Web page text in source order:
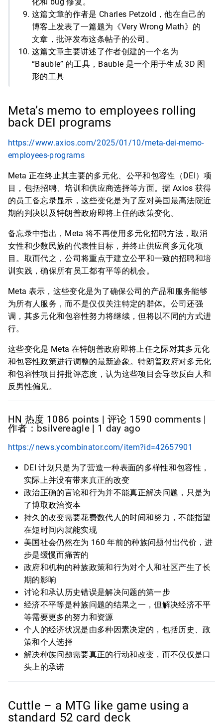
这篇文章的作者是 Charles Petzold，他在自己的
博客上发表了一篇题为《Very Wrong Math》的
文章，批评发布这条帖子的公司。
这篇文章主要讲述了作者创建的一个名为
“Bauble” 的工具，Bauble 是一个用于生成 3D 图
形的工具
Meta’s memo to employees rolling
back DEI programs
https://www.axios.com/2025/01/10/meta-dei-memo-
employees-programs
Meta 正在终止其主要的多元化、公平和包容性（DEI）项
目，包括招聘、培训和供应商选择等方面。据 Axios 获得
的员工备忘录显示，这些变化是为了应对美国最高法院近
期的判决以及特朗普政府即将上任的政策变化。
备忘录中指出，Meta 将不再使用多元化招聘方法，取消
女性和少数民族的代表性目标，并终止供应商多元化项
目。取而代之，公司将重点于建立公平和一致的招聘和培
训实践，确保所有员工都有平等的机会。
Meta 表示，这些变化是为了确保公司的产品和服务能够
为所有人服务，而不是仅仅关注特定的群体。公司还强
调，其多元化和包容性努力将继续，但将以不同的方式进
行。
这些变化是 Meta 在特朗普政府即将上任之际对其多元化
和包容性政策进行调整的最新迹象。特朗普政府对多元化
和包容性项目持批评态度，认为这些项目会导致反白人和
反男性偏见。
HN 热度 1086 points | 评论 1590 comments |
作者：bsilvereagle | 1 day ago
https://news.ycombinator.com/item?id=42657901
DEI 计划只是为了营造一种表面的多样性和包容性，
实际上并没有带来真正的改变
政治正确的言论和行为并不能真正解决问题，只是为
了博取政治资本
持久的改变需要花费数代人的时间和努力，不能指望
在短时间内就能实现
美国社会仍然在为 160 年前的种族问题付出代价，进
步是缓慢而痛苦的
政府和机构的种族政策和行为对个人和社区产生了长
期的影响
讨论和承认历史错误是解决问题的第一步
经济不平等是种族问题的结果之一，但解决经济不平
等需要更多的努力和资源
个人的经济状况是由多种因素决定的，包括历史、政
策和个人选择
解决种族问题需要真正的行动和改变，而不仅仅是口
头上的承诺
Cuttle – a MTG like game using a
standard 52 card deck